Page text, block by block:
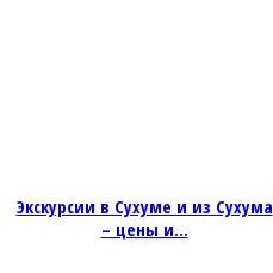
Экскурсии в Сухуме и из Сухума
– цены и...